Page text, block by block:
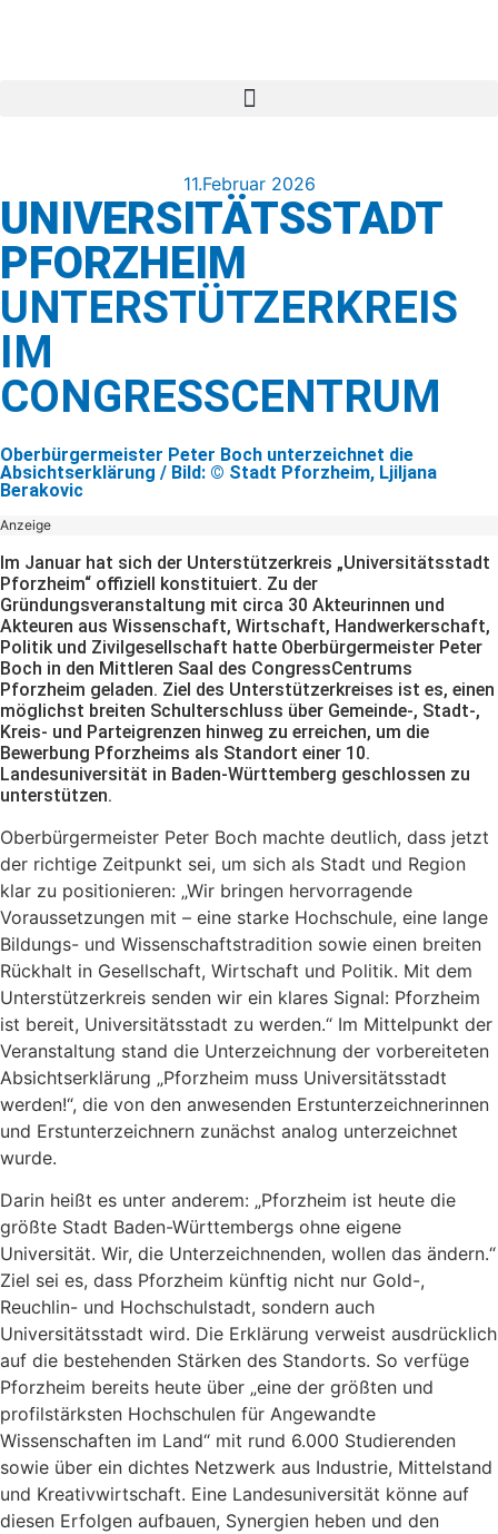
11.Februar 2026
UNIVERSITÄTSSTADT
PFORZHEIM
UNTERSTÜTZERKREIS
IM
CONGRESSCENTRUM
Oberbürgermeister Peter Boch unterzeichnet die
Absichtserklärung / Bild: © Stadt Pforzheim, Ljiljana
Berakovic
Anzeige
Im Januar hat sich der Unterstützerkreis „Universitätsstadt
Pforzheim“ offiziell konstituiert. Zu der
Gründungsveranstaltung mit circa 30 Akteurinnen und
Akteuren aus Wissenschaft, Wirtschaft, Handwerkerschaft,
Politik und Zivilgesellschaft hatte Oberbürgermeister Peter
Boch in den Mittleren Saal des CongressCentrums
Pforzheim geladen. Ziel des Unterstützerkreises ist es, einen
möglichst breiten Schulterschluss über Gemeinde-, Stadt-,
Kreis- und Parteigrenzen hinweg zu erreichen, um die
Bewerbung Pforzheims als Standort einer 10.
Landesuniversität in Baden-Württemberg geschlossen zu
unterstützen.
Oberbürgermeister Peter Boch machte deutlich, dass jetzt
der richtige Zeitpunkt sei, um sich als Stadt und Region
klar zu positionieren: „Wir bringen hervorragende
Voraussetzungen mit – eine starke Hochschule, eine lange
Bildungs- und Wissenschaftstradition sowie einen breiten
Rückhalt in Gesellschaft, Wirtschaft und Politik. Mit dem
Unterstützerkreis senden wir ein klares Signal: Pforzheim
ist bereit, Universitätsstadt zu werden.“ Im Mittelpunkt der
Veranstaltung stand die Unterzeichnung der vorbereiteten
Absichtserklärung „Pforzheim muss Universitätsstadt
werden!“, die von den anwesenden Erstunterzeichnerinnen
und Erstunterzeichnern zunächst analog unterzeichnet
wurde.
Darin heißt es unter anderem: „Pforzheim ist heute die
größte Stadt Baden-Württembergs ohne eigene
Universität. Wir, die Unterzeichnenden, wollen das ändern.“
Ziel sei es, dass Pforzheim künftig nicht nur Gold-,
Reuchlin- und Hochschulstadt, sondern auch
Universitätsstadt wird. Die Erklärung verweist ausdrücklich
auf die bestehenden Stärken des Standorts. So verfüge
Pforzheim bereits heute über „eine der größten und
profilstärksten Hochschulen für Angewandte
Wissenschaften im Land“ mit rund 6.000 Studierenden
sowie über ein dichtes Netzwerk aus Industrie, Mittelstand
und Kreativwirtschaft. Eine Landesuniversität könne auf
diesen Erfolgen aufbauen, Synergien heben und den